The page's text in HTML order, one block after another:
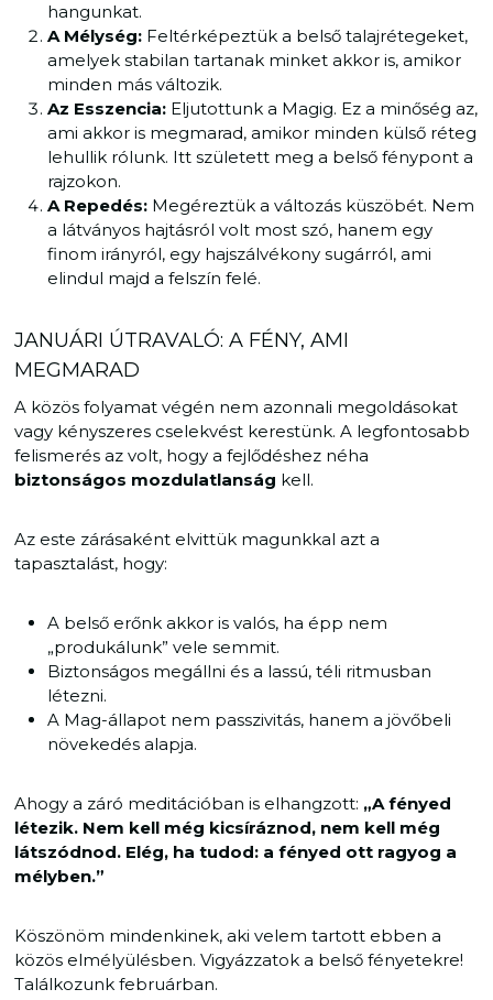
hangunkat.
A Mélység:Feltérképeztük a belső talajrétegeket,
amelyek stabilan tartanak minket akkor is, amikor
minden más változik.
Az Esszencia:Eljutottunk a Magig. Ez a minőség az,
ami akkor is megmarad, amikor minden külső réteg
lehullik rólunk. Itt született meg a belső fénypont a
rajzokon.
A Repedés:Megéreztük a változás küszöbét. Nem
a látványos hajtásról volt most szó, hanem egy
finom irányról, egy hajszálvékony sugárról, ami
elindul majd a felszín felé.
JANUÁRI ÚTRAVALÓ: A FÉNY, AMI
MEGMARAD
A közös folyamat végén nem azonnali megoldásokat
vagy kényszeres cselekvést kerestünk. A legfontosabb
felismerés az volt, hogy a fejlődéshez néha
biztonságos mozdulatlanság kell.
Az este zárásaként elvittük magunkkal azt a
tapasztalást, hogy:
A belső erőnk akkor is valós, ha épp nem
„produkálunk” vele semmit.
Biztonságos megállni és a lassú, téli ritmusban
létezni.
A Mag-állapot nem passzivitás, hanem a jövőbeli
növekedés alapja.
Ahogy a záró meditációban is elhangzott: „A fényed
létezik. Nem kell még kicsíráznod, nem kell még
látszódnod. Elég, ha tudod: a fényed ott ragyog a
mélyben.”
Köszönöm mindenkinek, aki velem tartott ebben a
közös elmélyülésben. Vigyázzatok a belső fényetekre!
Találkozunk februárban.